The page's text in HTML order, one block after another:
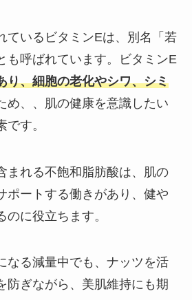
ているビタミンEは、別名「若
も呼ばれています。ビタミンE
り、細胞の老化やシワ、シミ
め、、肌の健康を意識したい
す。
まれる不飽和脂肪酸は、肌の
ポートする働きがあり、健や
に役立ちます。
なる減量中でも、ナッツを活
防ぎながら、美肌維持にも期